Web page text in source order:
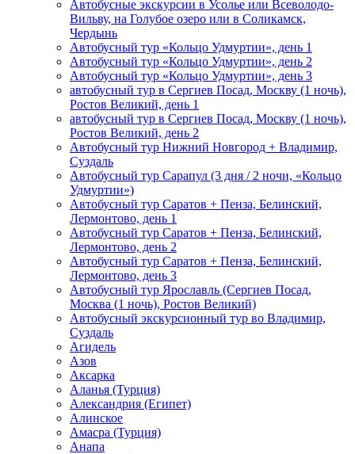
Автобусные экскурсии в Усолье или Всеволодо-
Вильву, на Голубое озеро или в Соликамск,
Чердынь
Автобусный тур «Кольцо Удмуртии», день 1
Автобусный тур «Кольцо Удмуртии», день 2
Автобусный тур «Кольцо Удмуртии», день 3
автобусный тур в Сергиев Посад, Москву (1 ночь),
Ростов Великий, день 1
автобусный тур в Сергиев Посад, Москву (1 ночь),
Ростов Великий, день 2
Автобусный тур Нижний Новгород + Владимир,
Суздаль
Автобусный тур Сарапул (3 дня / 2 ночи, «Кольцо
Удмуртии»)
Автобусный тур Саратов + Пенза, Белинский,
Лермонтово, день 1
Автобусный тур Саратов + Пенза, Белинский,
Лермонтово, день 2
Автобусный тур Саратов + Пенза, Белинский,
Лермонтово, день 3
Автобусный тур Ярославль (Сергиев Посад,
Москва (1 ночь), Ростов Великий)
Автобусный экскурсионный тур во Владимир,
Суздаль
Агидель
Азов
Аксарка
Аланья (Турция)
Александрия (Египет)
Алинское
Амасра (Турция)
Анапа